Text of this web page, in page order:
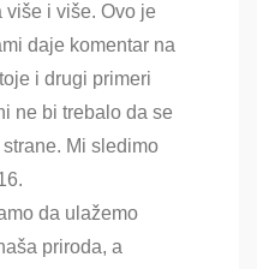
i više. Ovo je
daje komentar na
i drugi primeri
ne bi trebalo da se
Mi sledimo
da ulažemo
priroda, a